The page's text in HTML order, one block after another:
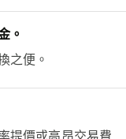
。
之便。